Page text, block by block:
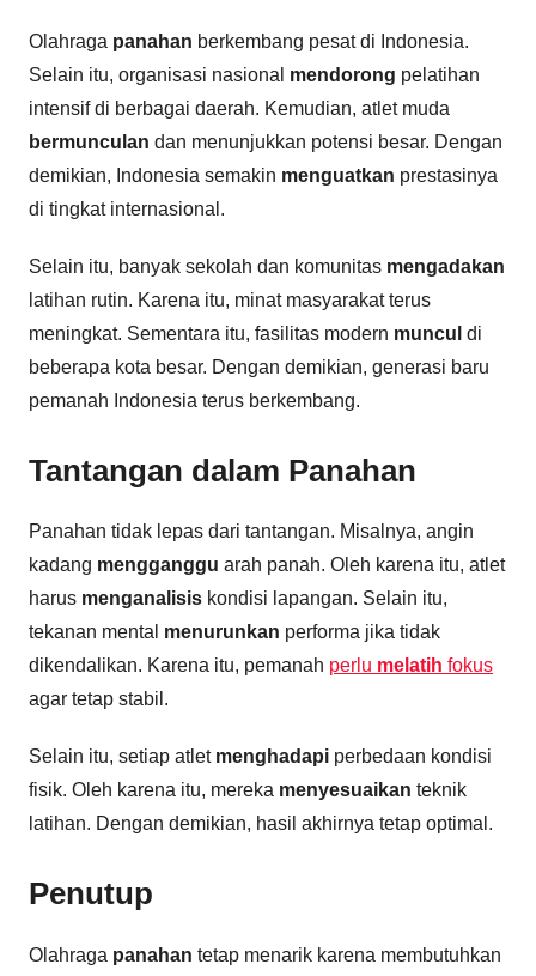
Olahraga panahan berkembang pesat di Indonesia.
Selain itu, organisasi nasional mendorong pelatihan
intensif di berbagai daerah. Kemudian, atlet muda
bermunculan dan menunjukkan potensi besar. Dengan
demikian, Indonesia semakin menguatkan prestasinya
di tingkat internasional.
Selain itu, banyak sekolah dan komunitas mengadakan
latihan rutin. Karena itu, minat masyarakat terus
meningkat. Sementara itu, fasilitas modern muncul di
beberapa kota besar. Dengan demikian, generasi baru
pemanah Indonesia terus berkembang.
Tantangan dalam Panahan
Panahan tidak lepas dari tantangan. Misalnya, angin
kadang mengganggu arah panah. Oleh karena itu, atlet
harus menganalisis kondisi lapangan. Selain itu,
tekanan mental menurunkan performa jika tidak
dikendalikan. Karena itu, pemanah perlu melatih fokus
agar tetap stabil.
Selain itu, setiap atlet menghadapi perbedaan kondisi
fisik. Oleh karena itu, mereka menyesuaikan teknik
latihan. Dengan demikian, hasil akhirnya tetap optimal.
Penutup
Olahraga panahan tetap menarik karena membutuhkan